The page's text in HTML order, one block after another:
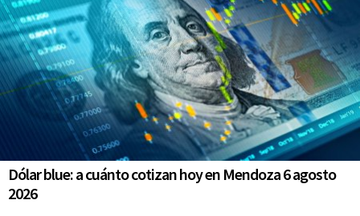
Dólar blue: a cuánto cotizan hoy en Mendoza 6 agosto
2026